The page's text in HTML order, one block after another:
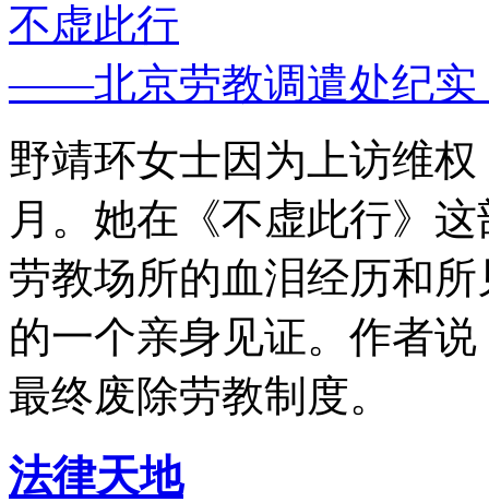
不虚此行
——北京劳教调遣处纪实
野靖环女士因为上访维
月。她在《不虚此行》
劳教场所的血泪经历和
的一个亲身见证。作者
最终废除劳教制度。
法律天地